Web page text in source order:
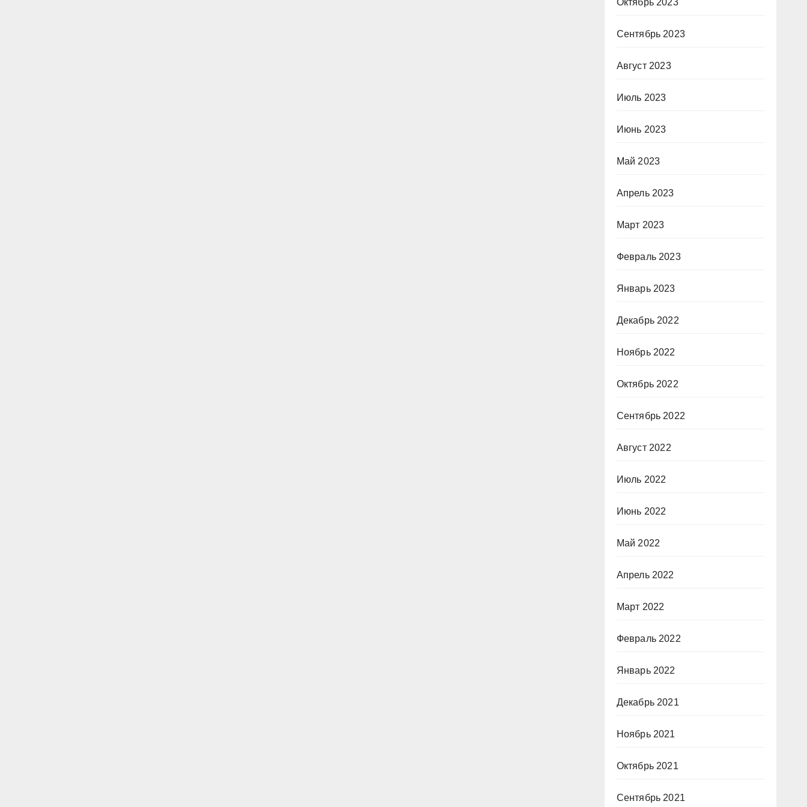
Октябрь 2023
Сентябрь 2023
Август 2023
Июль 2023
Июнь 2023
Май 2023
Апрель 2023
Март 2023
Февраль 2023
Январь 2023
Декабрь 2022
Ноябрь 2022
Октябрь 2022
Сентябрь 2022
Август 2022
Июль 2022
Июнь 2022
Май 2022
Апрель 2022
Март 2022
Февраль 2022
Январь 2022
Декабрь 2021
Ноябрь 2021
Октябрь 2021
Сентябрь 2021